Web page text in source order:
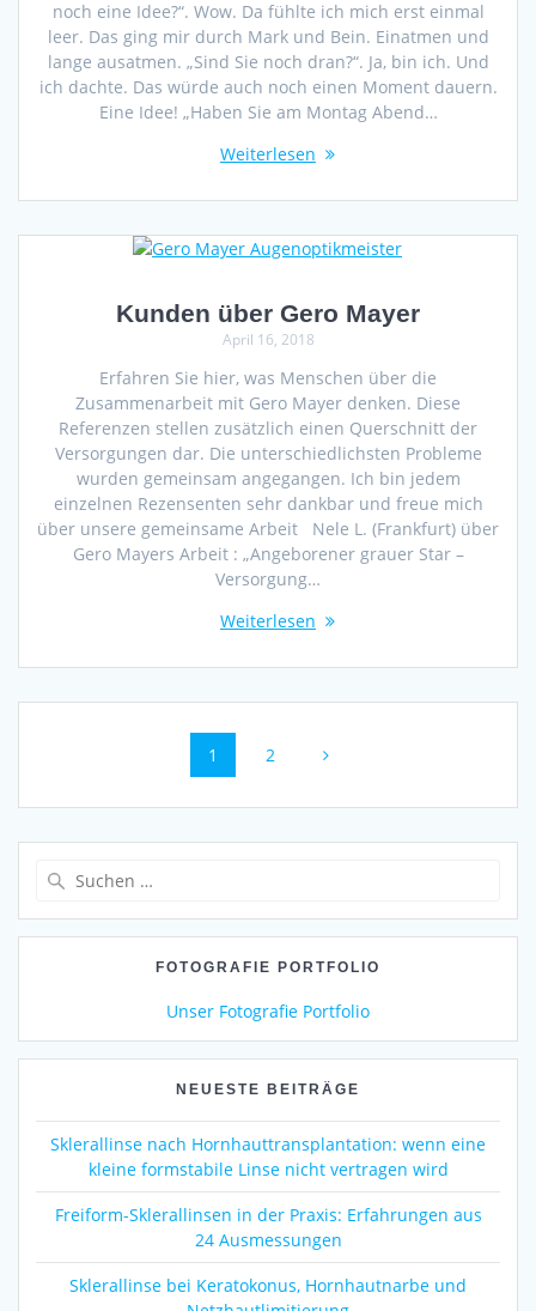
noch eine Idee?“. Wow. Da fühlte ich mich erst einmal
leer. Das ging mir durch Mark und Bein. Einatmen und
lange ausatmen. „Sind Sie noch dran?“. Ja, bin ich. Und
ich dachte. Das würde auch noch einen Moment dauern.
Eine Idee! „Haben Sie am Montag Abend…
Weiterlesen
Kunden über Gero Mayer
April 16, 2018
Erfahren Sie hier, was Menschen über die
Zusammenarbeit mit Gero Mayer denken. Diese
Referenzen stellen zusätzlich einen Querschnitt der
Versorgungen dar. Die unterschiedlichsten Probleme
wurden gemeinsam angegangen. Ich bin jedem
einzelnen Rezensenten sehr dankbar und freue mich
über unsere gemeinsame Arbeit Nele L. (Frankfurt) über
Gero Mayers Arbeit : „Angeborener grauer Star –
Versorgung…
Weiterlesen
Beitragsnavigation
Seite
1 Seite
2
FOTOGRAFIE PORTFOLIO
Unser Fotografie Portfolio
NEUESTE BEITRÄGE
Sklerallinse nach Hornhauttransplantation: wenn eine
kleine formstabile Linse nicht vertragen wird
Freiform-Sklerallinsen in der Praxis: Erfahrungen aus
24 Ausmessungen
Sklerallinse bei Keratokonus, Hornhautnarbe und